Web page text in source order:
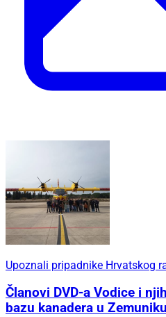
Upoznali pripadnike Hrvatskog
Članovi DVD-a Vodice i
bazu kanadera u Zemuniku